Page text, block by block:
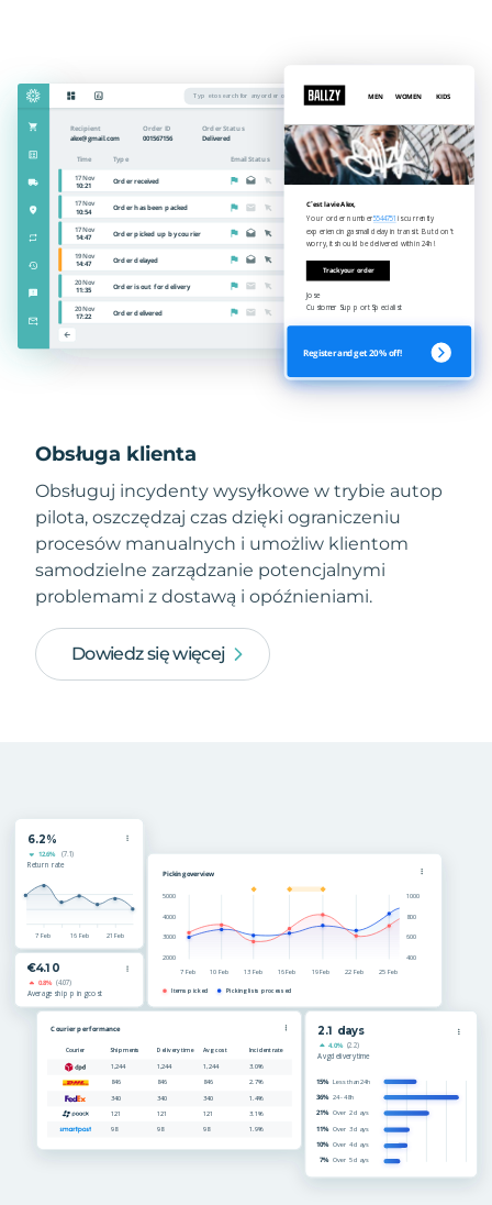
Obsługa klienta
Obsługuj incydenty wysyłkowe w trybie autop
pilota, oszczędzaj czas dzięki ograniczeniu
procesów manualnych i umożliw klientom
samodzielne zarządzanie potencjalnymi
problemami z dostawą i opóźnieniami.
Dowiedz się więcej